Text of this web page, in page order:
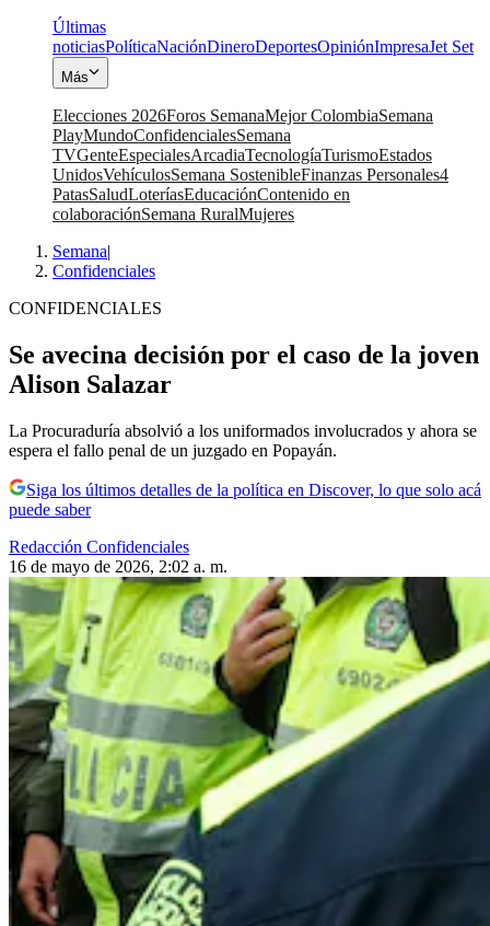
Últimas
noticiasPolíticaNaciónDineroDeportesOpiniónImpresaJet Set
Más
Elecciones 2026Foros SemanaMejor ColombiaSemana
PlayMundoConfidencialesSemana
TVGenteEspecialesArcadiaTecnologíaTurismoEstados
UnidosVehículosSemana SostenibleFinanzas Personales4
PatasSaludLoteríasEducaciónContenido en
colaboraciónSemana RuralMujeres
Semana|
Confidenciales
CONFIDENCIALES
Se avecina decisión por el caso de la joven
Alison Salazar
La Procuraduría absolvió a los uniformados involucrados y ahora se
espera el fallo penal de un juzgado en Popayán.
Siga los últimos detalles de la política en Discover, lo que solo acá
puede saber
Redacción Confidenciales
16 de mayo de 2026, 2:02 a. m.